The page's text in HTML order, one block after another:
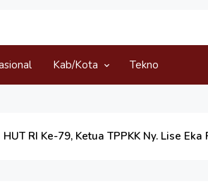
Kab/Kota Tekno
RI Ke-79, Ketua TPPKK Ny. Lise